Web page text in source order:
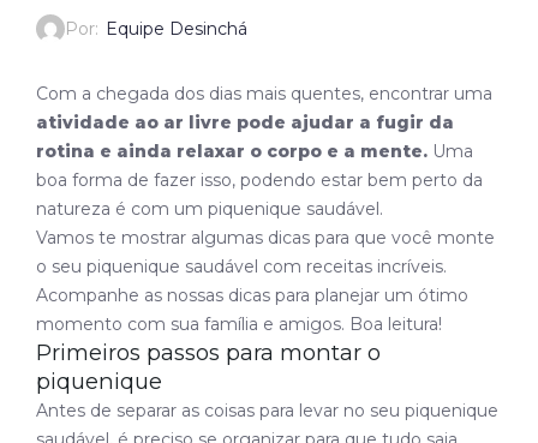
Por: Equipe Desinchá
Com a chegada dos dias mais quentes, encontrar uma
atividade ao ar livre pode ajudar a fugir da
rotina e ainda relaxar o corpo e a mente. Uma
boa forma de fazer isso, podendo estar bem perto da
natureza é com um piquenique saudável.
Vamos te mostrar algumas dicas para que você monte
o seu piquenique saudável com receitas incríveis.
Acompanhe as nossas dicas para planejar um ótimo
momento com sua família e amigos. Boa leitura!
Primeiros passos para montar o
piquenique
Antes de separar as coisas para levar no seu piquenique